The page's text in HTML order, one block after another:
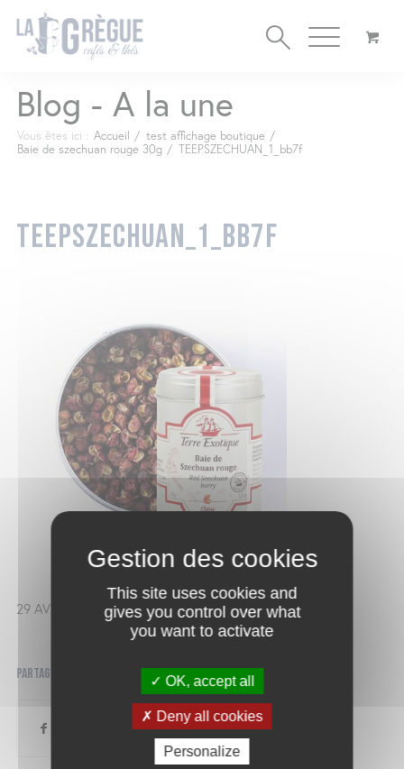
Blog - A la une
Vous êtes ici : Accueil / test affichage boutique /
Baie de szechuan rouge 30g / TEEPSZECHUAN_1_bb7f
TEEPSZECHUAN_1_BB7F
29 AVRIL 2025
Partager cette publication
This site uses cookies and
gives you control over what
you want to activate
OK, accept all
Deny all cookies
Personalize